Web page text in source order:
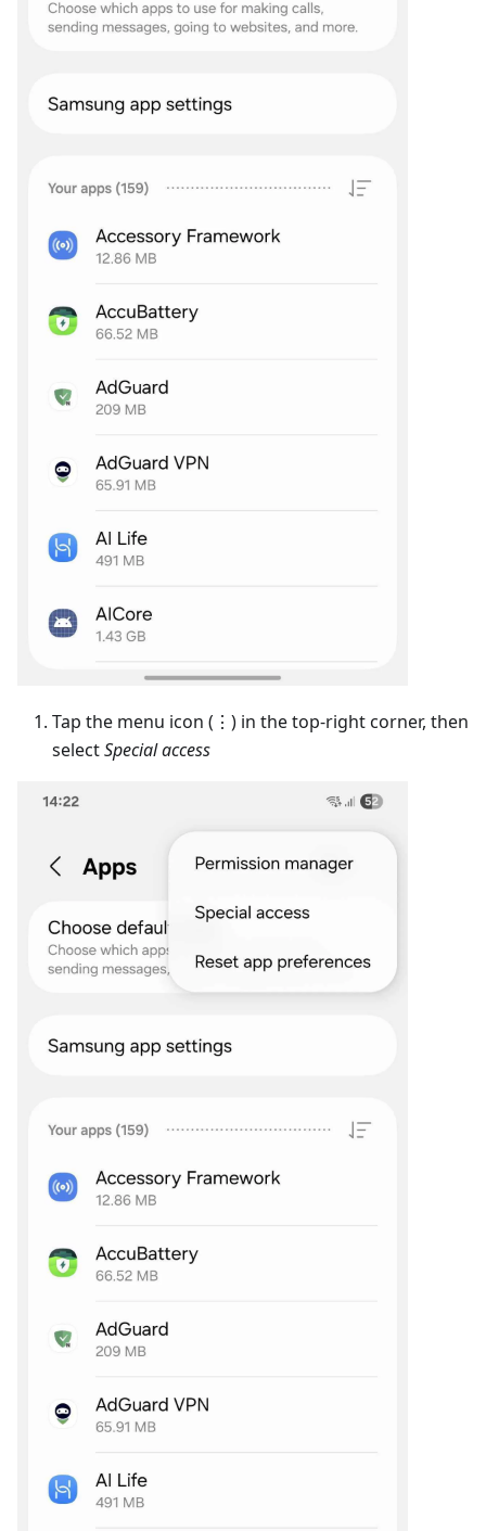
Tap the menu icon (⋮) in the top-right corner, then
selectSpecial access